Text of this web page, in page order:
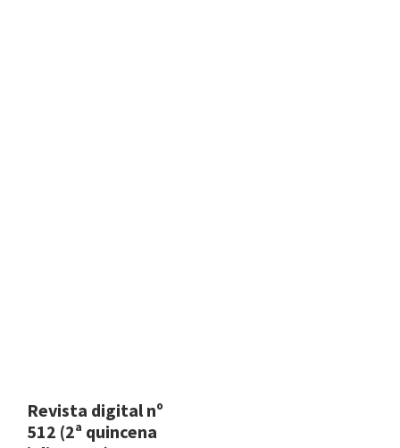
Revista digital nº
512 (2ª quincena